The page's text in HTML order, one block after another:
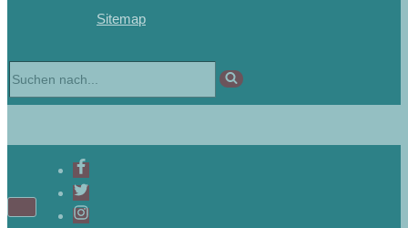
Sitemap